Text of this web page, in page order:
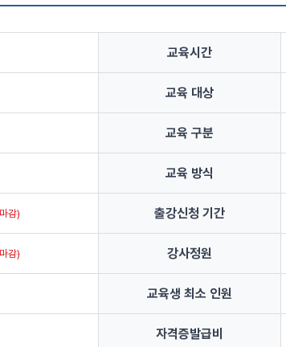
교육시간
교육 대상
교육 구분
교육 방식
출강신청 기간
강사정원
교육생 최소 인원
자격증발급비